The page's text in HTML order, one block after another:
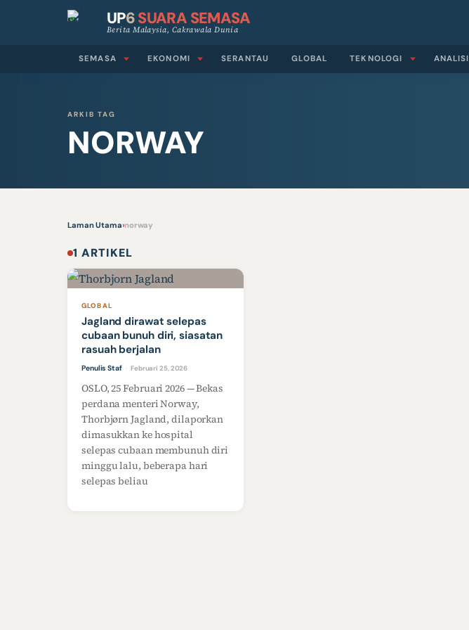
UP6SUARA SEMASA
Berita Malaysia, Cakrawala Dunia
SEMASA EKONOMI SERANTAU GLOBAL TEKNOLOGI
ARKIB TAG
NORWAY
Laman Utama›norway
1 ARTIKEL
GLOBAL
Jagland dirawat selepas
cubaan bunuh diri, siasatan
rasuah berjalan
Penulis Staf · Februari 25, 2026
OSLO, 25 Februari 2026 — Bekas
perdana menteri Norway,
Thorbjørn Jagland, dilaporkan
dimasukkan ke hospital
selepas cubaan membunuh diri
minggu lalu, beberapa hari
selepas beliau